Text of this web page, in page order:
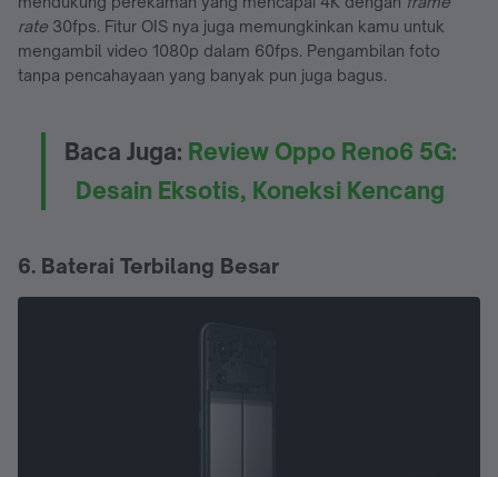
rate 30fps. Fitur OIS nya juga memungkinkan kamu untuk
mengambil video 1080p dalam 60fps. Pengambilan foto
tanpa pencahayaan yang banyak pun juga bagus.
Baca Juga: Review Oppo Reno6 5G:
Desain Eksotis, Koneksi Kencang
6. Baterai Terbilang Besar